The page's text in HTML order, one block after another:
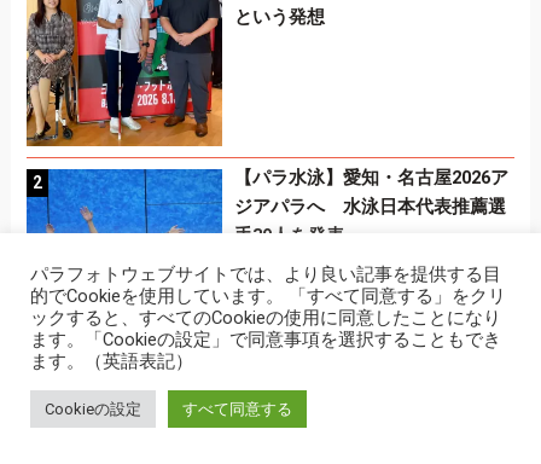
という発想
【パラ水泳】愛知・名古屋2026ア
ジアパラへ 水泳日本代表推薦選
手39人を発表
成田真由美さん、天国のライバル
のもとへ旅立つ
パラフォトウェブサイトでは、より良い記事を提供する目
的でCookieを使用しています。 「すべて同意する」をクリ
ックすると、すべてのCookieの使用に同意したことになり
ます。「Cookieの設定」で同意事項を選択することもでき
ます。（英語表記）
Cookieの設定 すべて同意する